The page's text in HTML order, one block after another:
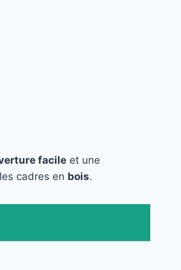
facile et une
cadres en bois.